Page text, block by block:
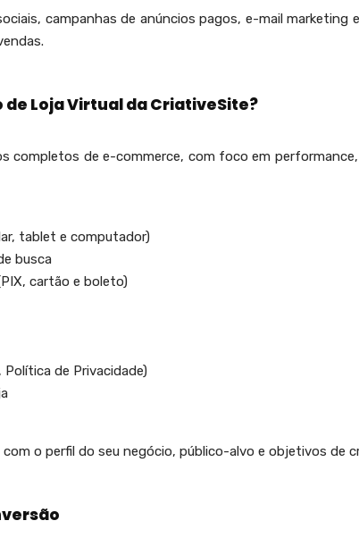
campanhas de anúncios pagos, e-mail marketing
de Loja Virtual da CriativeSite?
completos de e-commerce, com foco em performance,
tablet e computador)
busca
cartão e boleto)
de Privacidade)
o perfil do seu negócio, público-alvo e objetivos de